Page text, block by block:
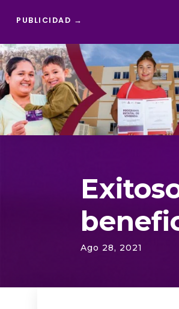
PUBLICIDAD →
Reproductor
de
vídeo
Ago 28, 2021